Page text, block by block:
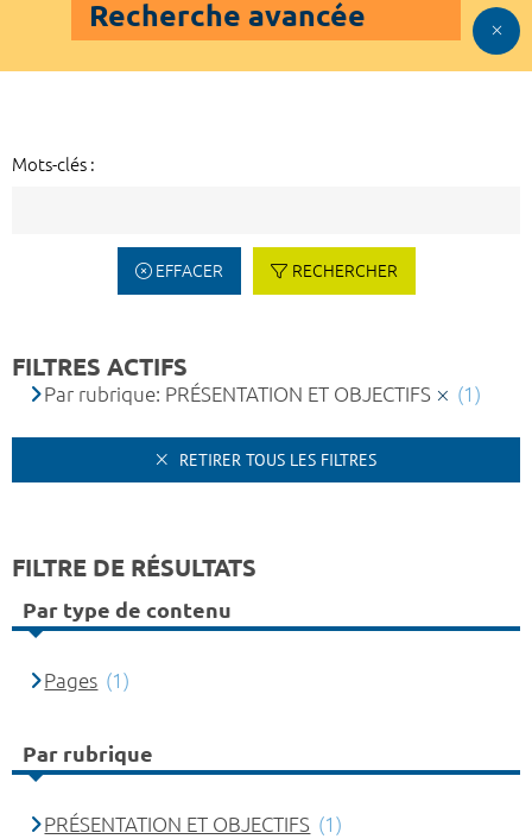
Recherche avancée
Mots-clés :
EFFACER RECHERCHER
FILTRES ACTIFS
Par rubrique: PRÉSENTATION ET OBJECTIFS (1)
RETIRER TOUS LES FILTRES
FILTRE DE RÉSULTATS
Par type de contenu
Pages (1)
Par rubrique
PRÉSENTATION ET OBJECTIFS (1)